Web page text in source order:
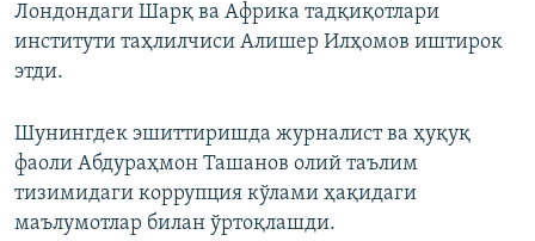
Лондондаги Шарқ ва Африка тадқиқотлари
институти таҳлилчиси Алишер Илҳомов иштирок
этди.
Шунингдек эшиттиришда журналист ва ҳуқуқ
фаоли Абдураҳмон Ташанов олий таълим
тизимидаги коррупция кўлами ҳақидаги
маълумотлар билан ўртоқлашди.